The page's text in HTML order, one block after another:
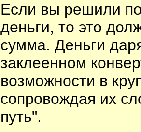
Если вы решили
деньги, то это
сумма. Деньги
заклеенном
возможности в
сопровождая их
путь".